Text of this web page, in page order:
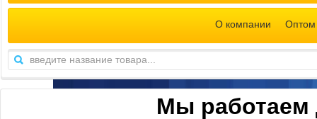
О компании Оптом
Мы работаем